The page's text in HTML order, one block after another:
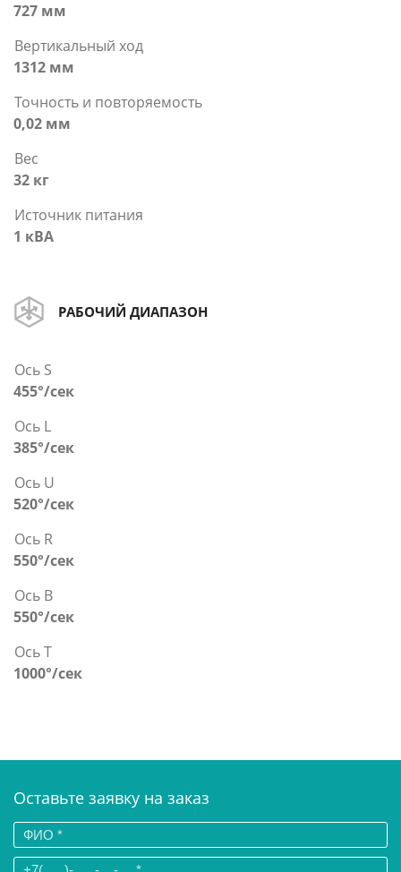
727 мм
Вертикальный ход
1312 мм
Точность и повторяемость
0,02 мм
Вес
32 кг
Источник питания
1 кВА
РАБОЧИЙ ДИАПАЗОН
Ось S
455°/сек
Ось L
385°/сек
Ось U
520°/сек
Ось R
550°/сек
Ось B
550°/сек
Ось T
1000°/сек
Оставьте заявку на заказ